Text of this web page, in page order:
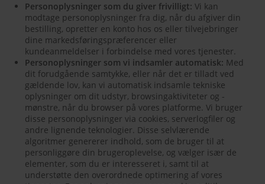
Personoplysninger som du giver frivilligt: Vi kan
modtage personoplysninger fra dig, når du afgiver din
bestilling, opretter en konto hos os eller tilvejebringer
dine markedsføringspræferencer eller
kundeanmeldelser i forbindelse med vores tjenester.
Personoplysninger som vi indsamler automatisk: Med
dit forudgående samtykke, eller når det er tilladt ved
gældende lov, kan vi automatisk indsamle tekniske
oplysninger om dit udstyr, browsingaktiviteter og -
mønstre, når du browser på vores platforme. Vi bruger
disse personoplysninger via cookies, serverlogfiler og
andre lignende teknologier. Disse selvlærende
algoritmer genererer indhold, som de bruger til at
personliggøre din brugeroplevelse, og vælger især de
elementer, som du er interesseret i, samt til at
understøtte den overordnede optimering af vores